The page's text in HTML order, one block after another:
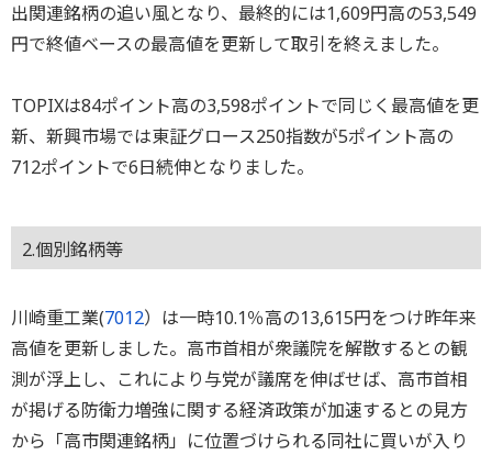
出関連銘柄の追い風となり、最終的には1,609円高の53,549
円で終値ベースの最高値を更新して取引を終えました。
TOPIXは84ポイント高の3,598ポイントで同じく最高値を更
新、新興市場では東証グロース250指数が5ポイント高の
712ポイントで6日続伸となりました。
2.個別銘柄等
川崎重工業(7012）は一時10.1％高の13,615円をつけ昨年来
高値を更新しました。高市首相が衆議院を解散するとの観
測が浮上し、これにより与党が議席を伸ばせば、高市首相
が掲げる防衛力増強に関する経済政策が加速するとの見方
から「高市関連銘柄」に位置づけられる同社に買いが入り